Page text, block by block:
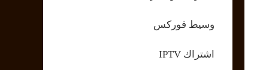
وسيط فوركس
اشتراك IPTV